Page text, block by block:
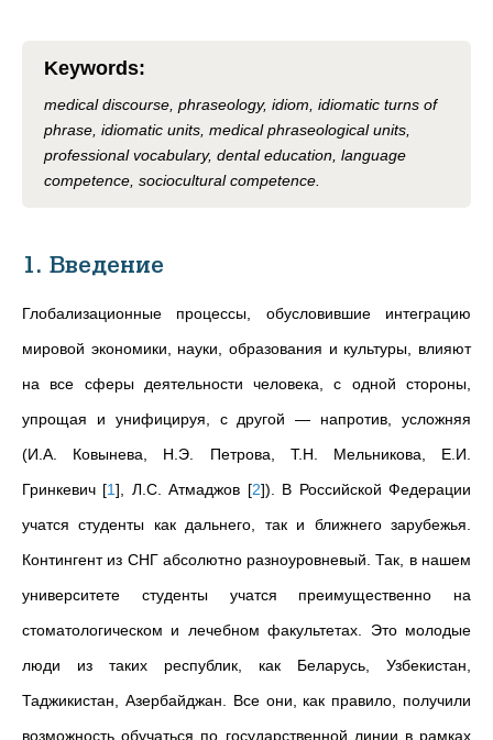
Keywords:
medical discourse, phraseology, idiom, idiomatic turns of
phrase, idiomatic units, medical phraseological units,
professional vocabulary, dental education, language
competence, sociocultural competence.
1. Введение
Глобализационные процессы, обусловившие интеграцию
мировой экономики, науки, образования и культуры, влияют
на все сферы деятельности человека, с одной стороны,
упрощая и унифицируя, с другой — напротив, усложняя
(И.А. Ковынева, Н.Э. Петрова, Т.Н. Мельникова, Е.И.
Гринкевич [1] , Л.С.Атмаджов [2]). В Российской Федерации
учатся студенты как дальнего, так и ближнего зарубежья.
Контингент из СНГ абсолютно разноуровневый. Так, в нашем
университете студенты учатся преимущественно на
стоматологическом и лечебном факультетах. Это молодые
люди из таких республик, как Беларусь, Узбекистан,
Таджикистан, Азербайджан. Все они, как правило, получили
возможность обучаться по государственной линии в рамках